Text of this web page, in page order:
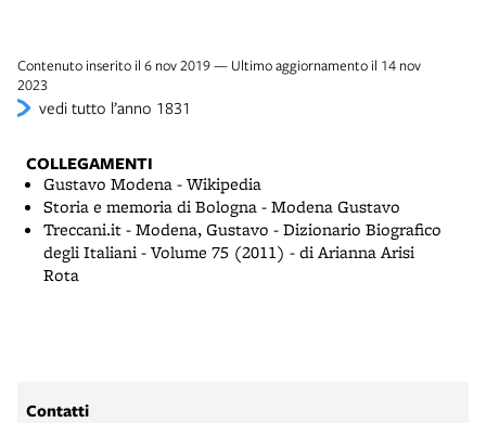
Contenuto inserito il 6 nov 2019 — Ultimo aggiornamento il 14 nov
2023
vedi tutto l’anno 1831
COLLEGAMENTI
Gustavo Modena - Wikipedia
Storia e memoria di Bologna - Modena Gustavo
Treccani.it - Modena, Gustavo - Dizionario Biografico
degli Italiani - Volume 75 (2011) - di Arianna Arisi
Rota
Contatti